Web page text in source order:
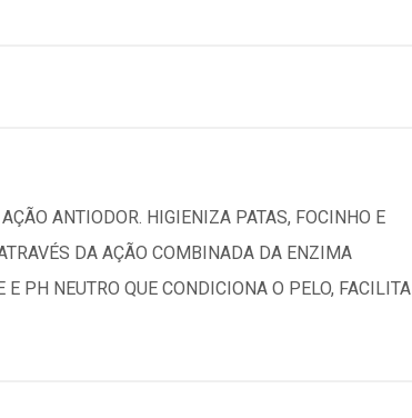
ANTIODOR. HIGIENIZA PATAS, FOCINHO E
DA AÇÃO COMBINADA DA ENZIMA
PH NEUTRO QUE CONDICIONA O PELO, FACILITA